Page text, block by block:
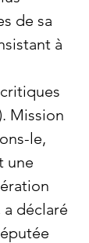
de sa
à
Mission
le,
une
a déclaré